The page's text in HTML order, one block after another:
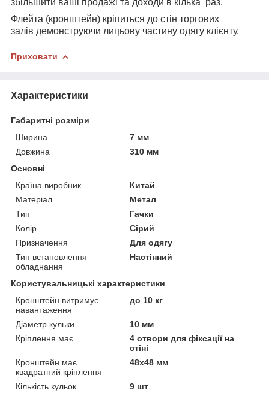
Флейта (кронштейн) кріпиться до стін торгових
залів демонструючи лицьову частину одягу клієнту.
Приховати
Характеристики
Габаритні розміри
Ширина
7 мм
Довжина
310 мм
Основні
Країна виробник
Китай
Матеріал
Метал
Тип
Гачки
Колір
Сірий
Призначення
Для одягу
Тип встановлення
обладнання
Настінний
Користувальницькі характеристики
Кронштейн витримує
навантаження
до 10 кг
Діаметр кульки
10 мм
Кріплення має
4 отвори для фіксації на
стіні
Кронштейн має
квадратний кріплення
48х48 мм
Кількість кульок
9 шт